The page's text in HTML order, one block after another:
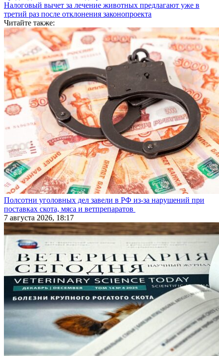
Налоговый вычет за лечение животных предлагают уже в
третий раз после отклонения законопроекта
Читайте также:
Полсотни уголовных дел завели в РФ из-за нарушений при
поставках скота, мяса и ветпрепаратов
7 августа 2026, 18:17